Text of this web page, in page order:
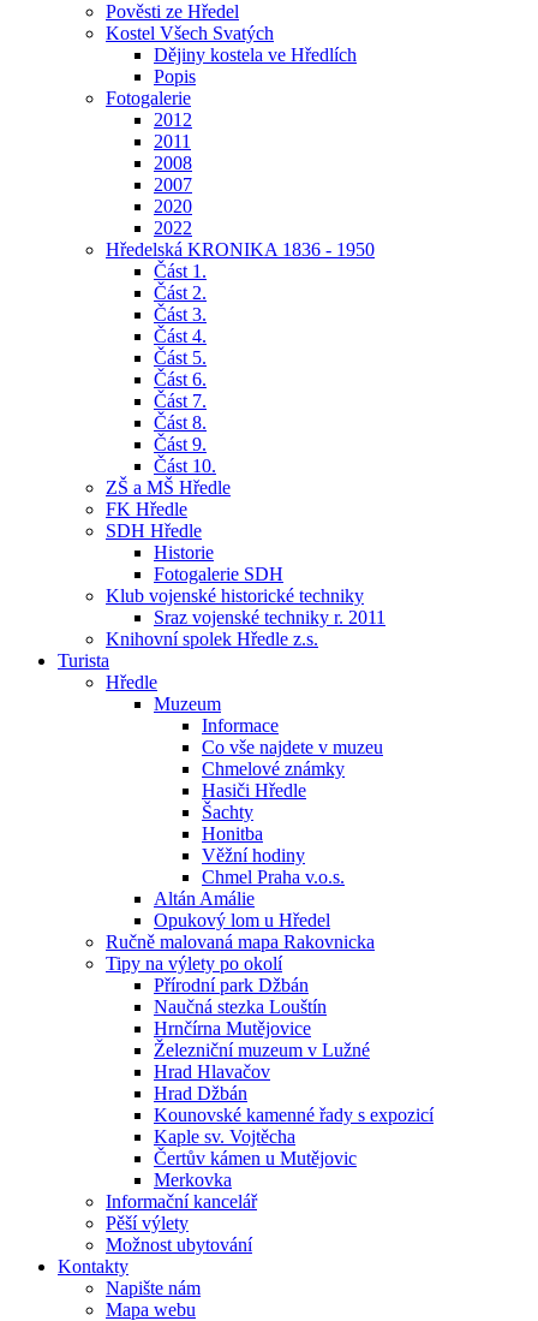
Pověsti ze Hředel
Kostel Všech Svatých
Dějiny kostela ve Hředlích
Popis
Fotogalerie
2012
2011
2008
2007
2020
2022
Hředelská KRONIKA 1836 - 1950
Část 1.
Část 2.
Část 3.
Část 4.
Část 5.
Část 6.
Část 7.
Část 8.
Část 9.
Část 10.
ZŠ a MŠ Hředle
FK Hředle
SDH Hředle
Historie
Fotogalerie SDH
Klub vojenské historické techniky
Sraz vojenské techniky r. 2011
Knihovní spolek Hředle z.s.
Turista
Hředle
Muzeum
Informace
Co vše najdete v muzeu
Chmelové známky
Hasiči Hředle
Šachty
Honitba
Věžní hodiny
Chmel Praha v.o.s.
Altán Amálie
Opukový lom u Hředel
Ručně malovaná mapa Rakovnicka
Tipy na výlety po okolí
Přírodní park Džbán
Naučná stezka Louštín
Hrnčírna Mutějovice
Železniční muzeum v Lužné
Hrad Hlavačov
Hrad Džbán
Kounovské kamenné řady s expozicí
Kaple sv. Vojtěcha
Čertův kámen u Mutějovic
Merkovka
Informační kancelář
Pěší výlety
Možnost ubytování
Kontakty
Napište nám
Mapa webu